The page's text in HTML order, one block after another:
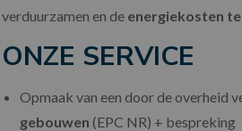
verduurzamen en de energiekosten
ONZE SERVICE
Opmaak van een door de overheid
gebouwen (EPC NR) + bespreking